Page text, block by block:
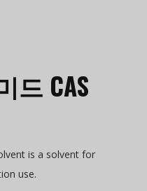
드 CAS
is a solvent for
use.